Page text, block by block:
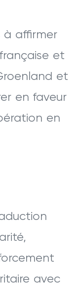
à affirmer
et
et
en faveur
en
avec